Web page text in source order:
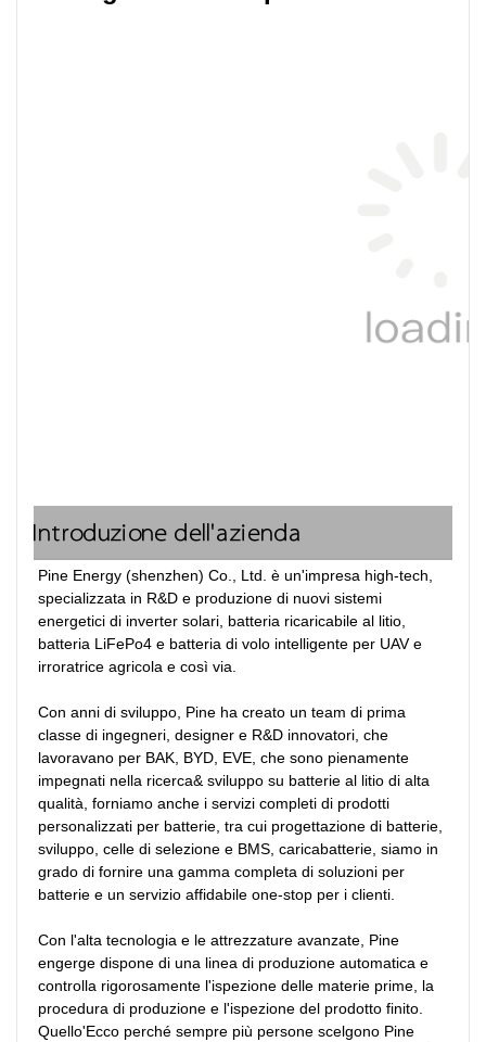
Introduzione dell'azienda
Pine Energy (shenzhen) Co., Ltd. è un'impresa high-tech,
specializzata in R&D e produzione di nuovi sistemi
energetici di inverter solari, batteria ricaricabile al litio,
batteria LiFePo4 e batteria di volo intelligente per UAV e
irroratrice agricola e così via.
Con anni di sviluppo, Pine ha creato un team di prima
classe di ingegneri, designer e R&D innovatori, che
lavoravano per BAK, BYD, EVE, che sono pienamente
impegnati nella ricerca& sviluppo su batterie al litio di alta
qualità, forniamo anche i servizi completi di prodotti
personalizzati per batterie, tra cui progettazione di batterie,
sviluppo, celle di selezione e BMS, caricabatterie, siamo in
grado di fornire una gamma completa di soluzioni per
batterie e un servizio affidabile one-stop per i clienti.
Con l'alta tecnologia e le attrezzature avanzate, Pine
engerge dispone di una linea di produzione automatica e
controlla rigorosamente l'ispezione delle materie prime, la
procedura di produzione e l'ispezione del prodotto finito.
Quello'Ecco perché sempre più persone scelgono Pine